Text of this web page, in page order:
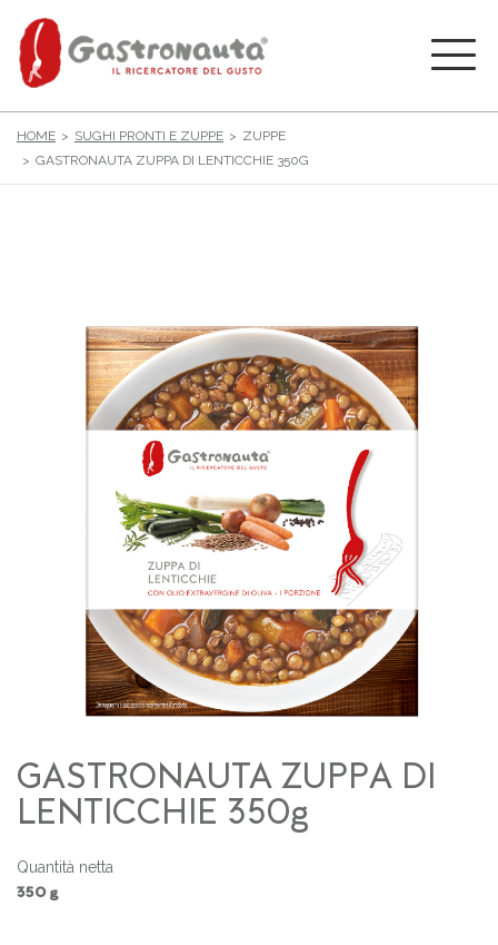
HOME SUGHI PRONTI E ZUPPE
ZUPPE
GASTRONAUTA ZUPPA DI LENTICCHIE 350G
GASTRONAUTA ZUPPA DI
LENTICCHIE 350g
Quantità netta
350 g